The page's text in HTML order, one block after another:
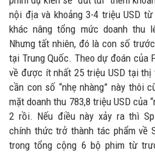
nội địa và khoảng 3-4 triệu USD
khác nâng tổng mức doanh thu
Nhưng tất nhiên, đó là con số
tại Trung Quốc. Theo dự đoán của
về được ít nhất 25 triệu USD tại
cần con số “nhẹ nhàng” này thôi
mặt doanh thu 783,8 triệu USD của
2 rồi. Nếu điều này xảy ra thì
chính thức trở thành tác phẩm về
trong tổng cộng 6 bộ phim từ